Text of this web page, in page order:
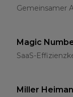
Gemeinsamer
Magic
SaaS-
Miller